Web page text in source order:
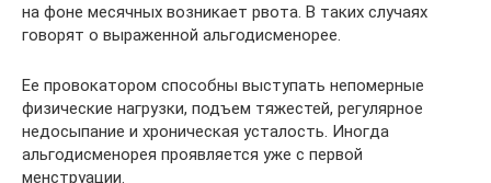
на фоне месячных возникает рвота. В таких случаях
говорят о выраженной альгодисменорее.
Ее провокатором способны выступать непомерные
физические нагрузки, подъем тяжестей, регулярное
недосыпание и хроническая усталость. Иногда
альгодисменорея проявляется уже с первой
менструации.